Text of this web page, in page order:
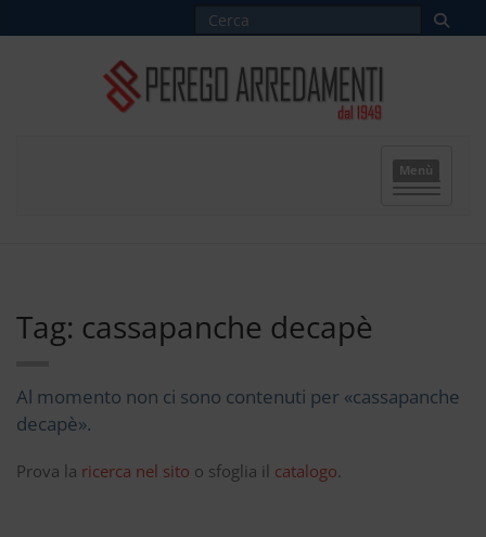
Menù
Tag: cassapanche decapè
Al momento non ci sono contenuti per «cassapanche
decapè».
Prova la ricerca nel sito o sfoglia il catalogo.